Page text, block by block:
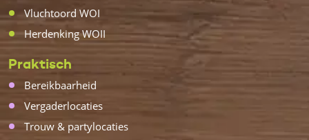
Vluchtoord WOI
Herdenking WOII
Praktisch
Bereikbaarheid
Vergaderlocaties
Trouw & partylocaties